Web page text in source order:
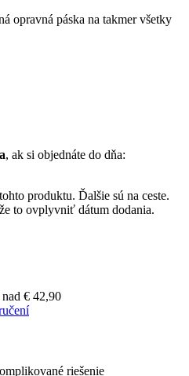
opravná páska na takmer všetky
, ak si objednáte do dňa:
produktu. Ďalšie sú na ceste.
to ovplyvniť dátum dodania.
nad € 42,90
riešenie